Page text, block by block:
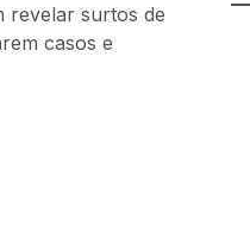
revelar surtos de
casos e